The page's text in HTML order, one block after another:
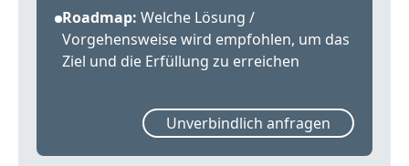
Roadmap: Welche Lösung /
Vorgehensweise wird empfohlen, um das
Ziel und die Erfüllung zu erreichen
Unverbindlich anfragen